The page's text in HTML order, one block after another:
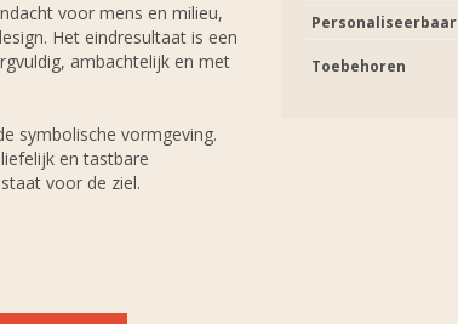
voor mens en milieu,
Het eindresultaat is een
ambachtelijk en met
symbolische vormgeving.
en tastbare
voor de ziel.
Personaliseerbaar
Toebehoren